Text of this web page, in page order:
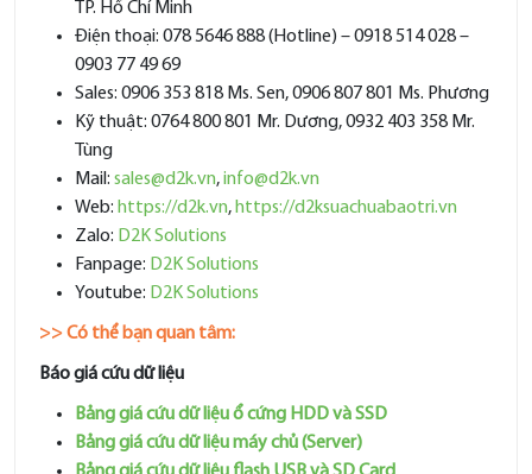
TP. Hồ Chí Minh
Điện thoại: 078 5646 888 (Hotline) – 0918 514 028 –
0903 77 49 69
Sales: 0906 353 818 Ms. Sen, 0906 807 801 Ms. Phương
Kỹ thuật: 0764 800 801 Mr. Dương, 0932 403 358 Mr.
Tùng
Mail: sales@d2k.vn,info@d2k.vn
Web: https://d2k.vn, https://d2ksuachuabaotri.vn
Zalo: D2K Solutions
Fanpage: D2K Solutions
Youtube: D2K Solutions
>> Có thể bạn quan tâm:
Báo giá cứu dữ liệu
Bảng giá cứu dữ liệu ổ cứng HDD và SSD
Bảng giá cứu dữ liệu máy chủ (Server)